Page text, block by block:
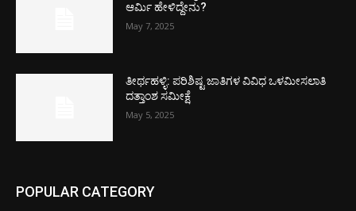
ಆರ್ಮಿ ಹೇಳಿದ್ದೇನು?
May 7, 2025
ತೀರ್ಥಹಳ್ಳಿ: ಪರಿಶಿಷ್ಟ ಜಾತಿಗಳ ವಿವಿಧ ಒಳಮೀಸಲಾತಿ
ದತ್ತಾಂಶ ಸಮೀಕ್ಷೆ
May 5, 2025
POPULAR CATEGORY